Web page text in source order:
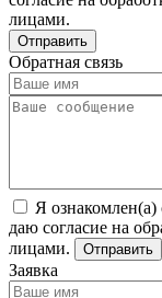
лицами.
Отправить
Обратная связь
Я ознакомлен(а)
даю согласие на
лицами.
Отправить
Заявка